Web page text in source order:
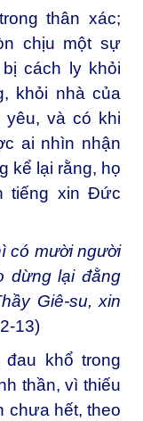
thân xác;
chịu một sự
cách ly khỏi
khỏi nhà của
yêu, và có khi
ai nhìn nhận
kể lại rằng, họ
tiếng xin Đức
có mười người
dừng lại đằng
Giê-su, xin
13)
khổ trong
thần, vì thiếu
chưa hết, theo